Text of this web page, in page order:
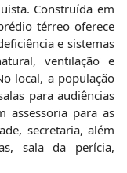
Construída em
térreo oferece
e sistemas
ventilação e
local, a população
para audiências
assessoria para as
secretaria, além
sala da perícia,